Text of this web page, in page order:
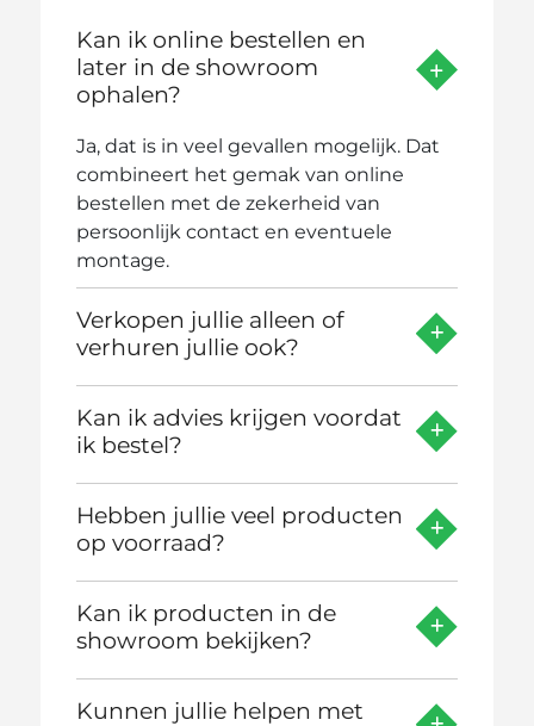
Kan ik online bestellen en
later in de showroom
ophalen?
Ja, dat is in veel gevallen mogelijk. Dat
combineert het gemak van online
bestellen met de zekerheid van
persoonlijk contact en eventuele
montage.
Verkopen jullie alleen of
verhuren jullie ook?
Kan ik advies krijgen voordat
ik bestel?
Hebben jullie veel producten
op voorraad?
Kan ik producten in de
showroom bekijken?
Kunnen jullie helpen met